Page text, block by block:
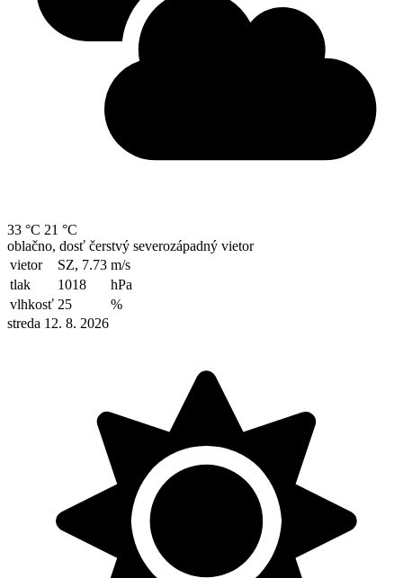
33 °C 21 °C
oblačno, dosť čerstvý severozápadný vietor
vietor
SZ, 7.73 m/s
tlak
1018
hPa
vlhkosť 25
%
streda 12. 8. 2026